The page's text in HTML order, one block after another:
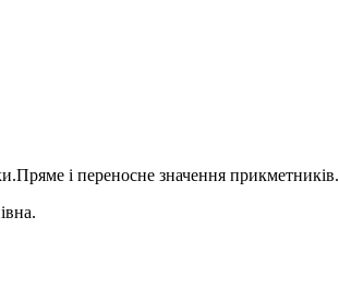
і переносне значення прикметників.